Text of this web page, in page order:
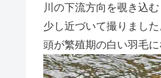
川の下流方向を覗き込
少し近づいて撮りました
頭が繁殖期の白い羽毛に